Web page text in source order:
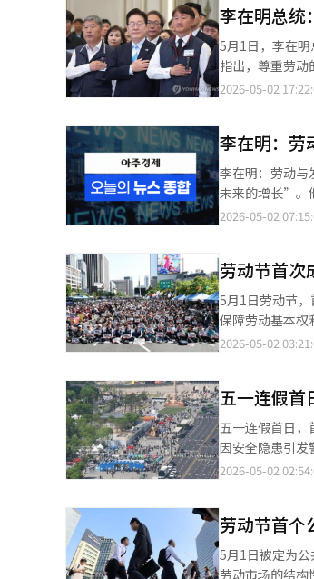
因其山地地形
的常见背景。
的呼吸声、门框
作成本约为
人》超越了制作
统和改善质量与
了韩国劳动组
到关注的劳动
受尊重、汗水
李在明总统
5月1日，李在
指出，尊重劳
如何将这一宣言
益的结构中，冲
化。同时，李
等价值劳动的
准。李总统强
难以解决问题。
酬方式。固定成
大劳动者的份额
产业政策各自为
钩的激励，并在
信号。然而，象
2026-05-02
李在明：劳
李在明：劳动
未来的增长”。
出，“没有劳动
中表示，人工智
劳动组合总联
美元韩国3月出
要动力。尽管中
到858.9亿美元
（AI）系统翻译
2026-05-02
劳动节首次
5月1日劳动节
保障劳动基本权
区光化门附近举
工会以抵御资本
工会法的权利
翻译与编辑。
2026-05-02
五一连假首
五一连假首日
因安全隐患引
2026’在圣水洞
通过线上发放纪
尔至釜山的预计
国旅行人数增加
2026-05-02
劳动节首个
5月1日被定为公
劳动市场的结构